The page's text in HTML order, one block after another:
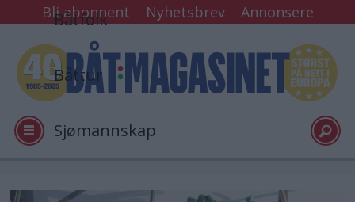
Bli abonnent Nyhetsbrev Annonsere
Båtfolk
Båttur
Sjømannskap
Tester